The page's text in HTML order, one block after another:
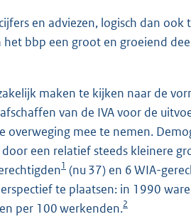
en adviezen, logisch dan ook
bbp een groot en groeiend
maken te kijken naar de
van de IVA voor de
mee te nemen.
een relatief steeds kleinere
1 (nu 37) en 6 WIA-
te plaatsen: in 1990
per 100 werkenden.2